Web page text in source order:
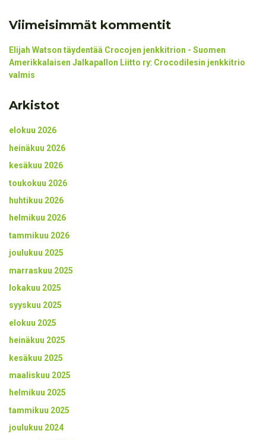
Viimeisimmät kommentit
Elijah Watson täydentää Crocojen jenkkitrion - Suomen
Amerikkalaisen Jalkapallon Liitto ry: Crocodilesin jenkkitrio
valmis
Arkistot
elokuu 2026
heinäkuu 2026
kesäkuu 2026
toukokuu 2026
huhtikuu 2026
helmikuu 2026
tammikuu 2026
joulukuu 2025
marraskuu 2025
lokakuu 2025
syyskuu 2025
elokuu 2025
heinäkuu 2025
kesäkuu 2025
maaliskuu 2025
helmikuu 2025
tammikuu 2025
joulukuu 2024